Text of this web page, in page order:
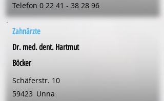
Telefon 0 22 41 - 38 28 96
Zahnärzte
Dr. med. dent. Hartmut
Böcker
Schäferstr. 10
59423 Unna